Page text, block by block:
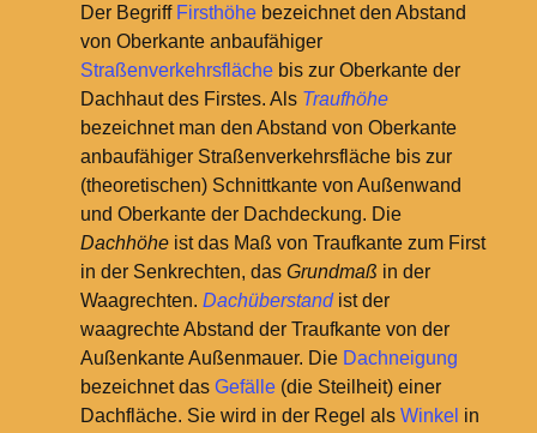
Der Begriff Firsthöhebezeichnet den Abstand
von Oberkante anbaufähiger
Straßenverkehrsflächebis zur Oberkante der
Dachhaut des Firstes. Als Traufhöhe
bezeichnet man den Abstand von Oberkante
anbaufähiger Straßenverkehrsfläche bis zur
(theoretischen) Schnittkante von Außenwand
und Oberkante der Dachdeckung. Die
Dachhöheist das Maß von Traufkante zum First
in der Senkrechten, das Grundmaß in der
Waagrechten. Dachüberstandist der
waagrechte Abstand der Traufkante von der
Außenkante Außenmauer. Die Dachneigung
bezeichnet das Gefälle(die Steilheit) einer
Dachfläche. Sie wird in der Regel als Winkel in